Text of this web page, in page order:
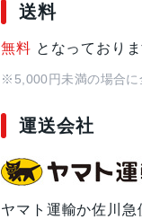
送料
無料 となっておりま
※5,000円未満の場合に
運送会社
ヤマト運輸か佐川急